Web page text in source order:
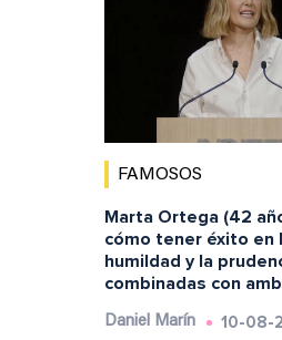
FAMOSOS
Marta Ortega (42
cómo tener éxito en
humildad y la
combinadas con
Daniel Marín 10-08-